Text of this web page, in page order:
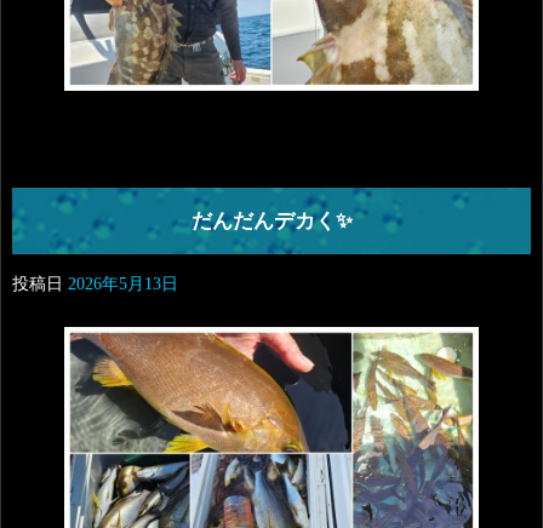
だんだんデカく✨
投稿日 2026年5月13日